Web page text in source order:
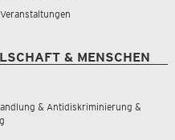
& MENSCHEN
& Antidiskriminierung &